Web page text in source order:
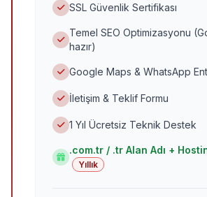
SSL Güvenlik Sertifikası
Temel SEO Optimizasyonu
hazır)
Google Maps & WhatsApp
İletişim & Teklif Formu
1 Yıl Ücretsiz Teknik Destek
.com.tr / .tr Alan Adı +
Yıllık